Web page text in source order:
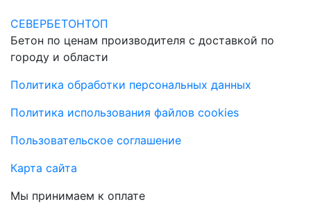
СЕВЕРБЕТОНТОП
Бетон по ценам производителя с доставкой по
городу и области
Политика обработки персональных данных
Политика использования файлов cookies
Пользовательское соглашение
Карта сайта
Мы принимаем к оплате